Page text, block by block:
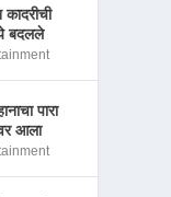
बदलले
पारा
आला